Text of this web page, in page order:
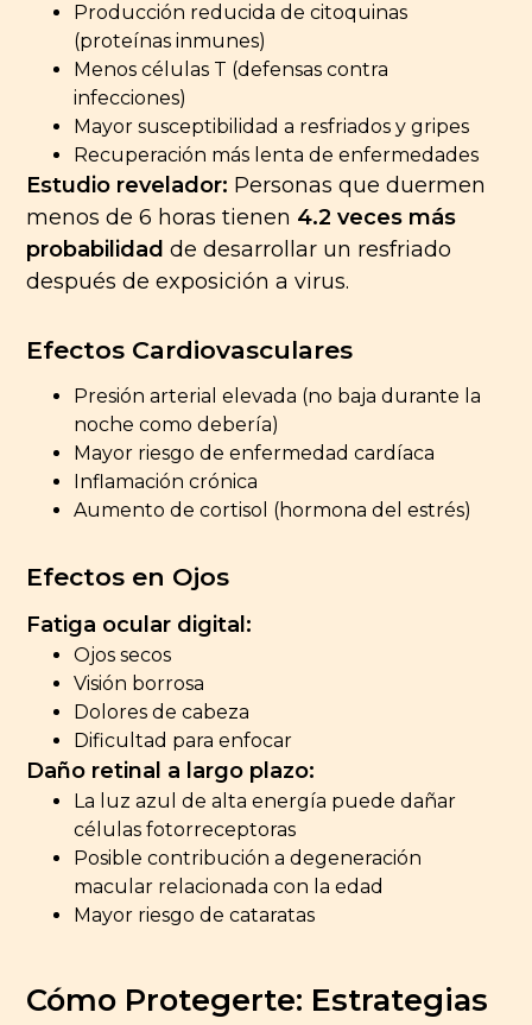
Producción reducida de citoquinas
(proteínas inmunes)
Menos células T (defensas contra
infecciones)
Mayor susceptibilidad a resfriados y gripes
Recuperación más lenta de enfermedades
Estudio revelador: Personas que duermen
menos de 6 horas tienen 4.2 veces más
probabilidad de desarrollar un resfriado
después de exposición a virus.
Efectos Cardiovasculares
Presión arterial elevada (no baja durante la
noche como debería)
Mayor riesgo de enfermedad cardíaca
Inflamación crónica
Aumento de cortisol (hormona del estrés)
Efectos en Ojos
Fatiga ocular digital:
Ojos secos
Visión borrosa
Dolores de cabeza
Dificultad para enfocar
Daño retinal a largo plazo:
La luz azul de alta energía puede dañar
células fotorreceptoras
Posible contribución a degeneración
macular relacionada con la edad
Mayor riesgo de cataratas
Cómo Protegerte: Estrategias